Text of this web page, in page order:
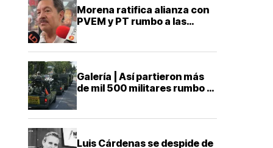
Morena ratifica alianza con
PVEM y PT rumbo a las
Galería | Así partieron más
de mil 500 militares rumbo a
Luis Cárdenas se despide de